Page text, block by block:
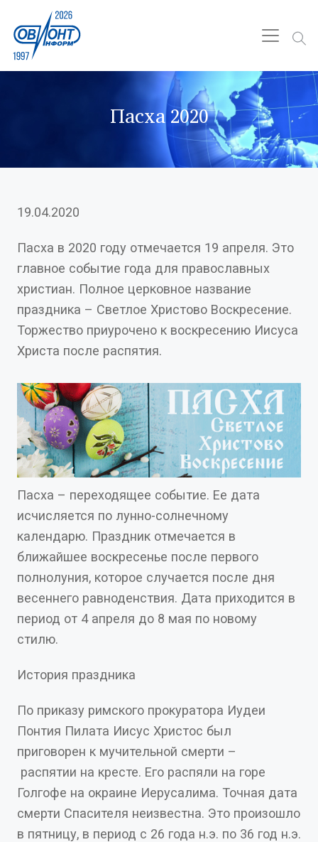
Пасха 2020
19.04.2020
Пасха в 2020 году отмечается 19 апреля. Это
главное событие года для православных
христиан. Полное церковное название
праздника – Светлое Христово Воскресение.
Торжество приурочено к воскресению Иисуса
Христа после распятия.
Пасха – переходящее событие. Ее дата
исчисляется по лунно-солнечному
календарю. Праздник отмечается в
ближайшее воскресенье после первого
полнолуния, которое случается после дня
весеннего равноденствия. Дата приходится в
период от 4 апреля до 8 мая по новому
стилю.
История праздника
По приказу римского прокуратора Иудеи
Понтия Пилата Иисус Христос был
приговорен к мучительной смерти –
распятии на кресте. Его распяли на горе
Голгофе на окраине Иерусалима. Точная дата
смерти Спасителя неизвестна. Это произошло
в пятницу, в период с 26 года н.э. по 36 год н.э.